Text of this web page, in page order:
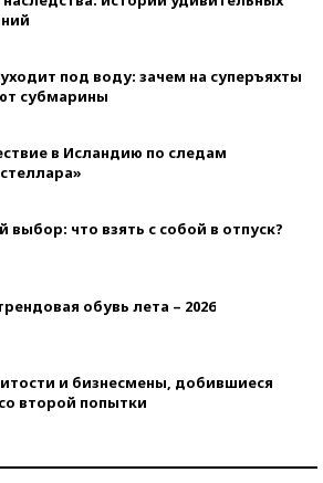
под воду: зачем на суперъяхты
субмарины
в Исландию по следам
что взять с собой в отпуск?
обувь лета – 2026
и бизнесмены, добившиеся
второй попытки